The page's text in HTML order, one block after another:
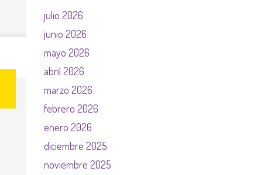
julio 2026
junio 2026
mayo 2026
abril 2026
marzo 2026
febrero 2026
enero 2026
diciembre 2025
noviembre 2025